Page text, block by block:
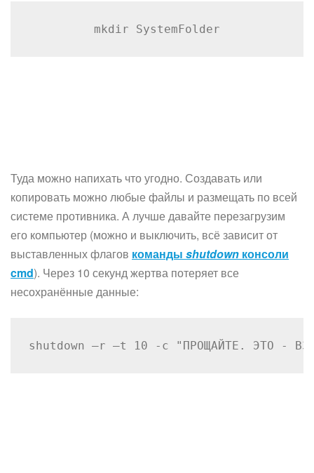
mkdir SystemFolder
Туда можно напихать что угодно. Создавать или
копировать можно любые файлы и размещать по всей
системе противника. А лучше давайте перезагрузим
его компьютер (можно и выключить, всё зависит от
выставленных флагов команды shutdown консоли
cmd). Через 10 секунд жертва потеряет все
несохранённые данные:
shutdown –r –t 10 -c "ПРОЩАЙТЕ. ЭТО -